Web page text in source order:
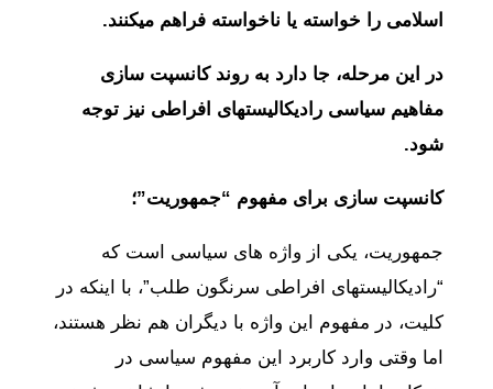
اسلامی را خواسته یا ناخواسته فراهم میکنند.
در این مرحله، جا دارد به روند کانسپت سازی
مفاهیم سیاسی رادیکالیستهای افراطی نیز توجه
شود.
کانسپت سازی برای مفهوم “جمهوریت”؛
جمهوریت، یکی از واژه های سیاسی است که
“رادیکالیستهای افراطی سرنگون طلب”، با اینکه در
کلیت، در مفهوم این واژه با دیگران هم نظر هستند،
اما وقتی وارد کاربرد این مفهوم سیاسی در